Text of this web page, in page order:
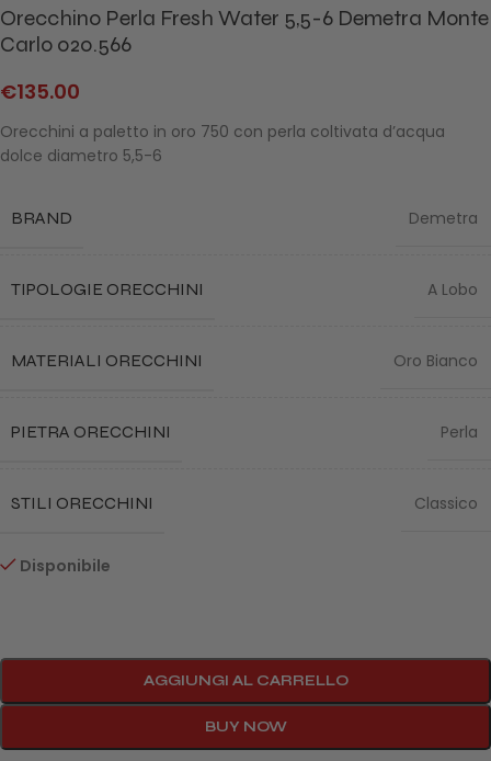
Orecchino Perla Fresh Water 5,5-6 Demetra Monte
Carlo 020.566
€135.00
Orecchini a paletto in oro 750 con perla coltivata d’acqua
dolce diametro 5,5-6
BRAND Demetra
TIPOLOGIE ORECCHINI A Lobo
MATERIALI ORECCHINI Oro Bianco
PIETRA ORECCHINI Perla
STILI ORECCHINI Classico
Disponibile
AGGIUNGI AL CARRELLO
BUY NOW